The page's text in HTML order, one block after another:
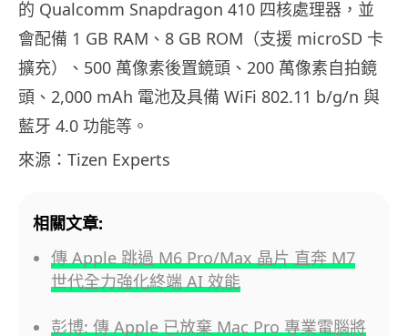
的 Qualcomm Snapdragon 410 四核處理器，並
會配備 1 GB RAM、8 GB ROM（支援 microSD 卡
擴充）、500 萬像素後置鏡頭、200 萬像素自拍鏡
頭、2,000 mAh 電池及具備 WiFi 802.11 b/g/n 與
藍牙 4.0 功能等。
來源：Tizen Experts
相關文章:
傳 Apple 跳過 M6 Pro/Max 晶片 直奔 M7
世代全力強化終端 AI 效能
彭博: 傳 Apple 已放棄 Mac Pro 專業電腦將